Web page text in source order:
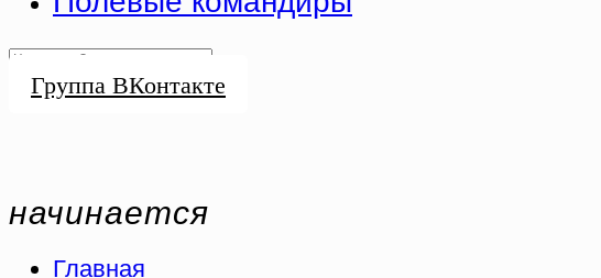
Группа ВКонтакте
начинается
Главная